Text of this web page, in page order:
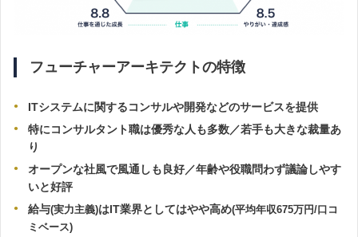
フューチャーアーキテクトの特徴
ITシステムに関するコンサルや開発などのサービスを提供
特にコンサルタント職は優秀な人も多数／若手も大きな裁量あ
り
オープンな社風で風通しも良好／年齢や役職問わず議論しやす
いと好評
給与(実力主義)はIT業界としてはやや高め(平均年収675万円/口コ
ミベース)